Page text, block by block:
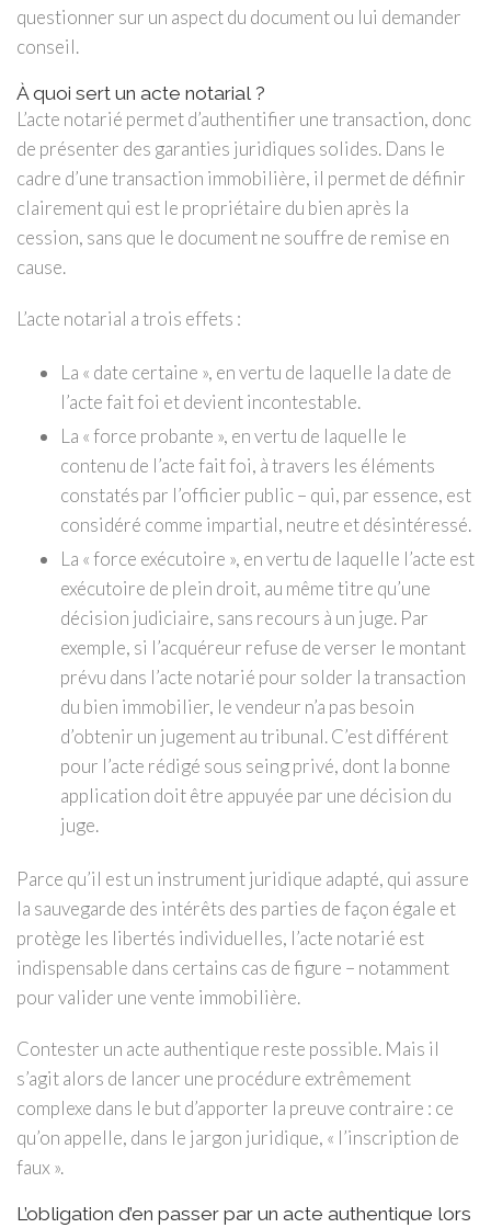
questionner sur un aspect du document ou lui demander
conseil.
À quoi sert un acte notarial ?
L’acte notarié permet d’authentifier une transaction, donc
de présenter des garanties juridiques solides. Dans le
cadre d’une transaction immobilière, il permet de définir
clairement qui est le propriétaire du bien après la
cession, sans que le document ne souffre de remise en
cause.
L’acte notarial a trois effets :
La « date certaine », en vertu de laquelle la date de
l’acte fait foi et devient incontestable.
La « force probante », en vertu de laquelle le
contenu de l’acte fait foi, à travers les éléments
constatés par l’officier public – qui, par essence, est
considéré comme impartial, neutre et désintéressé.
La « force exécutoire », en vertu de laquelle l’acte est
exécutoire de plein droit, au même titre qu’une
décision judiciaire, sans recours à un juge. Par
exemple, si l’acquéreur refuse de verser le montant
prévu dans l’acte notarié pour solder la transaction
du bien immobilier, le vendeur n’a pas besoin
d’obtenir un jugement au tribunal. C’est différent
pour l’acte rédigé sous seing privé, dont la bonne
application doit être appuyée par une décision du
juge.
Parce qu’il est un instrument juridique adapté, qui assure
la sauvegarde des intérêts des parties de façon égale et
protège les libertés individuelles, l’acte notarié est
indispensable dans certains cas de figure – notamment
pour valider une vente immobilière.
Contester un acte authentique reste possible. Mais il
s’agit alors de lancer une procédure extrêmement
complexe dans le but d’apporter la preuve contraire : ce
qu’on appelle, dans le jargon juridique, « l’inscription de
faux ».
L’obligation d’en passer par un acte authentique lors